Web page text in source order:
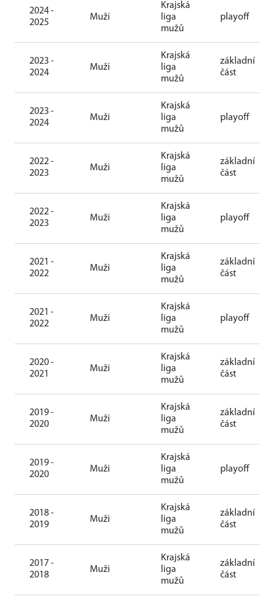
2024 -
2025
Muži
Krajská
liga
mužů
playoff
2023 -
2024
Muži
Krajská
liga
mužů
základní
část
2023 -
2024
Muži
Krajská
liga
mužů
playoff
2022 -
2023
Muži
Krajská
liga
mužů
základní
část
2022 -
2023
Muži
Krajská
liga
mužů
playoff
2021 -
2022
Muži
Krajská
liga
mužů
základní
část
2021 -
2022
Muži
Krajská
liga
mužů
playoff
2020 -
2021
Muži
Krajská
liga
mužů
základní
část
2019 -
2020
Muži
Krajská
liga
mužů
základní
část
2019 -
2020
Muži
Krajská
liga
mužů
playoff
2018 -
2019
Muži
Krajská
liga
mužů
základní
část
2017 -
2018
Muži
Krajská
liga
mužů
základní
část